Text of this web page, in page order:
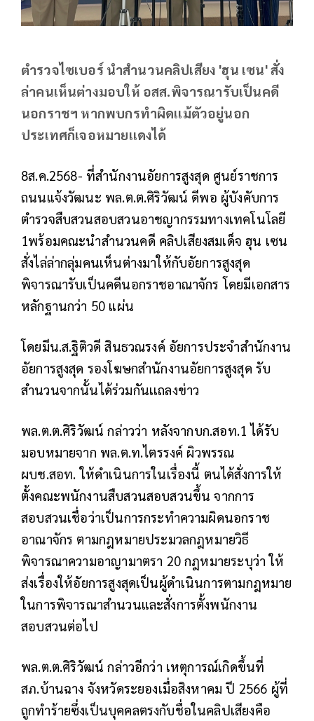
ตำรวจไซเบอร์ นำสำนวนคลิปเสียง 'ฮุน เซน' สั่ง
ล่าคนเห็นต่างมอบให้ อสส.พิจารณารับเป็นคดี
นอกราชฯ หากพบกรทำผิดเเม้ตัวอยู่นอก
ประเทศก็เจอหมายเเดงได้
8ส.ค.2568- ที่สำนักงานอัยการสูงสุด ศูนย์ราชการ
ถนนแจ้งวัฒนะ พล.ต.ต.ศิริวัฒน์ ดีพอ ผู้บังคับการ
ตำรวจสืบสวนสอบสวนอาชญากรรมทางเทคโนโลยี
1พร้อมคณะนำสำนวนคดี คลิปเสียงสมเด็จ ฮุน เซน
สั่งไล่ล่ากลุ่มคนเห็นต่างมาให้กับอัยการสูงสุด
พิจารณารับเป็นคดีนอกราชอาณาจักร โดยมีเอกสาร
หลักฐานกว่า 50 แผ่น
โดยมีน.ส.ฐิติวดี สินธวณรงค์ อัยการประจำสำนักงาน
อัยการสูงสุด รองโฆษกสำนักงานอัยการสูงสุด รับ
สำนวนจากนั้นได้ร่วมกันเเถลงข่าว
พล.ต.ต.ศิริวัฒน์ กล่าวว่า หลังจากบก.สอท.1 ได้รับ
มอบหมายจาก พล.ต.ท.ไตรรงค์ ผิวพรรณ
ผบช.สอท. ให้ดำเนินการในเรื่องนี้ ตนได้สั่งการให้
ตั้งคณะพนักงานสืบสวนสอบสวนขึ้น จากการ
สอบสวนเชื่อว่าเป็นการกระทำความผิดนอกราช
อาณาจักร ตามกฎหมายประมวลกฎหมายวิธี
พิจารณาความอาญามาตรา 20 กฎหมายระบุว่า ให้
ส่งเรื่องให้อัยการสูงสุดเป็นผู้ดำเนินการตามกฎหมาย
ในการพิจารณาสำนวนและสั่งการตั้งพนักงาน
สอบสวนต่อไป
พล.ต.ต.ศิริวัฒน์ กล่าวอีกว่า เหตุการณ์เกิดขึ้นที่
สภ.บ้านฉาง จังหวัดระยองเมื่อสิงหาคม ปี 2566 ผู้ที่
ถูกทำร้ายซึ่งเป็นบุคคลตรงกับชื่อในคลิปเสียงคือ